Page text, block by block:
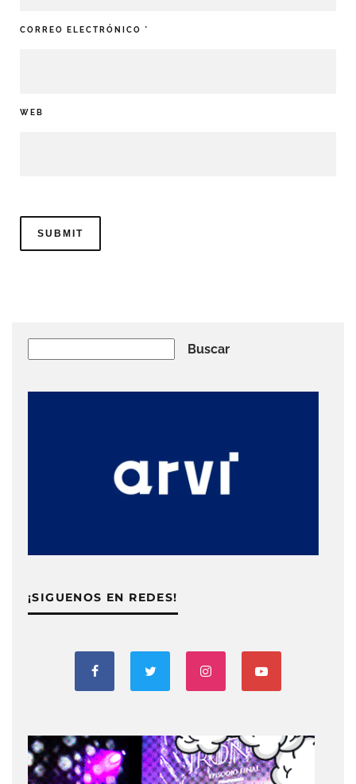
CORREO ELECTRÓNICO *
WEB
Buscar
¡SIGUENOS EN REDES!